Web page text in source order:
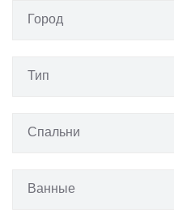
Город
Тип
Спальни
Ванные